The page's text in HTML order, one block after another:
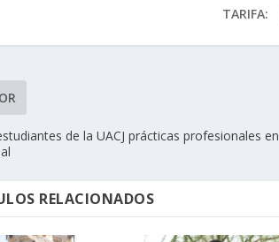
TARIFA:
de la UACJ prácticas profesionales en
RELACIONADOS